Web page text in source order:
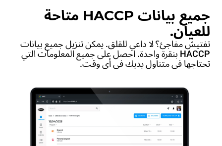
جميع بيانات HACCP متاحة
للعيان.
تفتيش مفاجئ؟ لا داعي للقلق. يمكن تنزيل جميع بيانات
HACCP بنقرة واحدة. احصل على جميع المعلومات التي
تحتاجها في متناول يديك في أي وقت.